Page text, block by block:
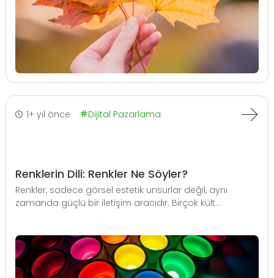
1+ yıl önce Dijital Pazarlama
Renklerin Dili: Renkler Ne Söyler?
Renkler, sadece görsel estetik unsurlar değil, aynı
zamanda güçlü bir iletişim aracıdır. Birçok kült...